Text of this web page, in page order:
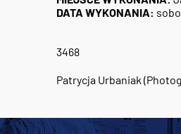
DATA WYKONANIA:
3468
Patrycja Urbaniak